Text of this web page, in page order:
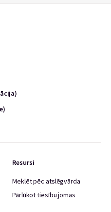
Resursi
Meklēt pēc atslēgvārda
Pārlūkot tiesību jomas